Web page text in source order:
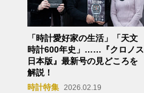
「時計愛好家の生活」「天文
時計600年史」……『クロノス
日本版』最新号の見どころを
解説！
時計特集 2026.02.19